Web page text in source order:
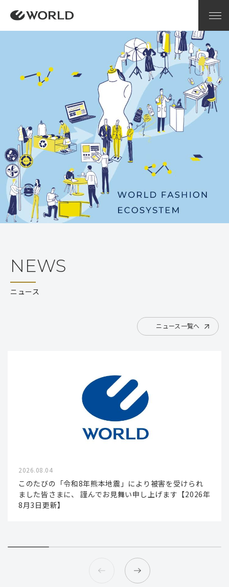
NEWS
ニュース
ニュース一覧へ
2026.08.04
このたびの「令和8年熊本地震」により被害を受けられ
ました皆さまに、 謹んでお見舞い申し上げます【2026年
8月3日更新】